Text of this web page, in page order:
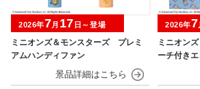
ミニオンズ＆モンスターズ プレミ
アムハンディファン
2026年7月 17 日～登場
ミニオン
ーチ付き
2026年7